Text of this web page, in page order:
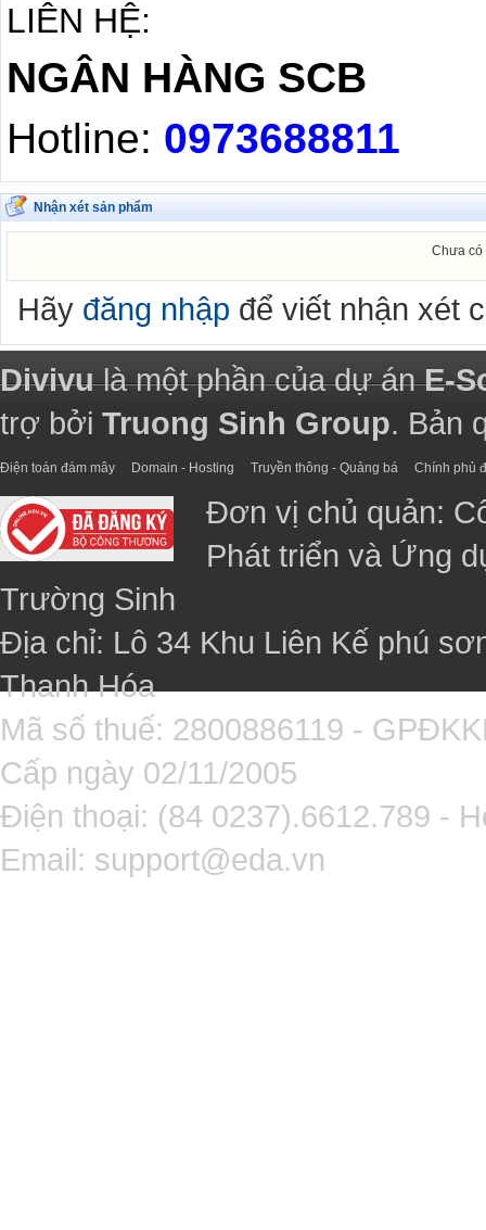
LIÊN HỆ:
NGÂN HÀNG SCB
Hotline: 0973688811
Nhận xét sản phẩm
Chưa có
Hãy đăng nhập để viết nhận xét
Divivulà một phần của dự ánE-
trợ bởi Truong Sinh Group. Bản
Điện toán đám mây Domain - Hosting Truyền thông - Quảng bá Chính phủ
Đơn vị chủ quản:
Phát triển và Ứng
Trường Sinh
Địa chỉ: Lô 34 Khu Liên Kế phú
Thanh Hóa
Mã số thuế: 2800886119 -
Cấp ngày 02/11/2005
Điện thoại: (84 0237).6612.789 -
Email: support@eda.vn